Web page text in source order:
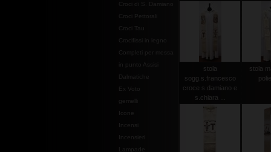
Croci di S. Damiano
Croci Pettorali
Croci Tau
Crocifissi in legno
Completi per messa
in punto Assisi
Dalmatiche
Ex Voto
gemelli
stola
sogg.s.francesco
croce s.damiano e
s.chiara ...
stola